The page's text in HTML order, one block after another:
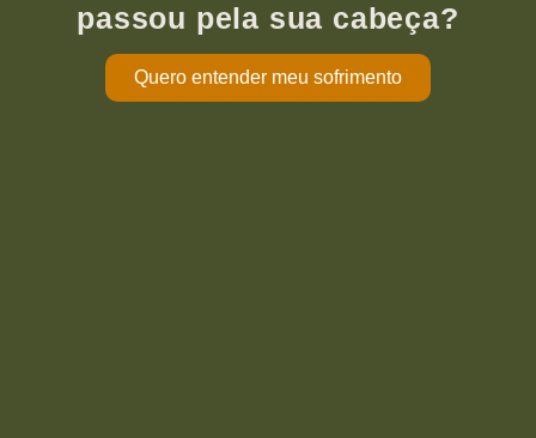
passou pela sua cabeça?
Quero entender meu sofrimento